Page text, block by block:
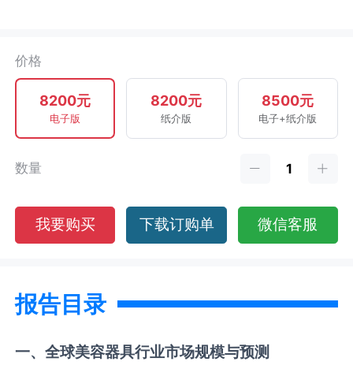
价格
8200元
电子版
8200元
纸介版
8500元
电子+纸介版
数量
我要购买 下载订购单 微信客服
报告目录
一、全球美容器具行业市场规模与预测